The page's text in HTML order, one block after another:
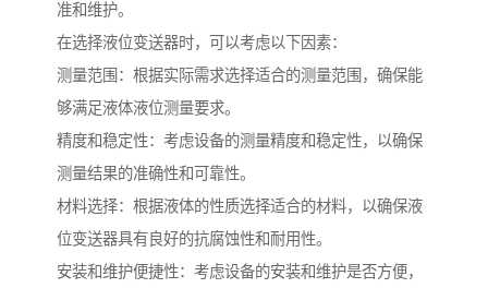
准和维护。
在选择液位变送器时，可以考虑以下因素：
测量范围：根据实际需求选择适合的测量范围，确保能
够满足液体液位测量要求。
精度和稳定性：考虑设备的测量精度和稳定性，以确保
测量结果的准确性和可靠性。
材料选择：根据液体的性质选择适合的材料，以确保液
位变送器具有良好的抗腐蚀性和耐用性。
安装和维护便捷性：考虑设备的安装和维护是否方便，